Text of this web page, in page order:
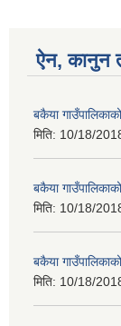
ऐन, कानुन
बकैया
मिति: 10/18/
बकैया
मिति: 10/18/
बकैया
मिति: 10/18/